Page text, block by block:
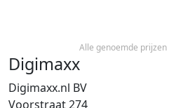
Alle genoemde
Digimaxx
Digimaxx.nl BV
Voorstraat 274